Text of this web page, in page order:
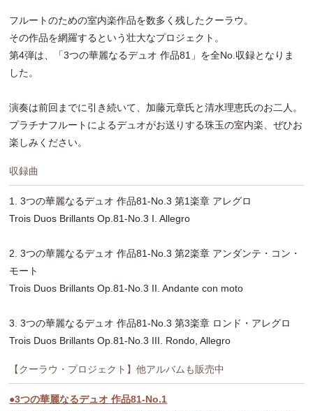
フルートのための室内楽作品を数多く残したクーラウ。
その作品を網羅するという壮大なプロジェクト。
第4弾は、「3つの華麗なるデュオ 作品81」を全No.収録となりま
した。
演奏は前回までに引き続いて、加藤元章氏と清水理恵氏のお二人。
プラチナフルートによるデュオがお送りする珠玉の室内楽、ぜひお
楽しみください。
収録曲
1. 3つの華麗なるデュオ 作品81-No.3 第1楽章 アレグロ
Trois Duos Brillants Op.81-No.3 I. Allegro
2. 3つの華麗なるデュオ 作品81-No.3 第2楽章 アンダンテ・コン・
モート
Trois Duos Brillants Op.81-No.3 II. Andante con moto
3. 3つの華麗なるデュオ 作品81-No.3 第3楽章 ロンド・アレグロ
Trois Duos Brillants Op.81-No.3 III. Rondo, Allegro
【クーラウ・プロジェクト】他アルバムも販売中
●3つの華麗なるデュオ 作品81-No.1